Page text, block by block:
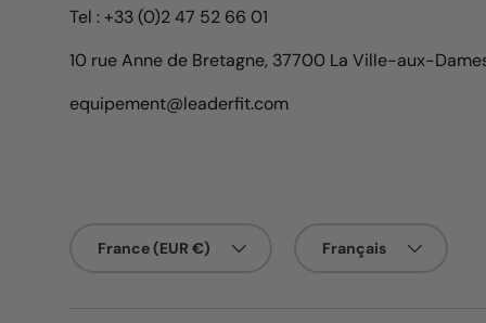
Tel : +33 (0)2 47 52 66 01
10 rue Anne de Bretagne, 37700 La Ville-aux-
equipement@leaderfit.com
France (EUR €) Français